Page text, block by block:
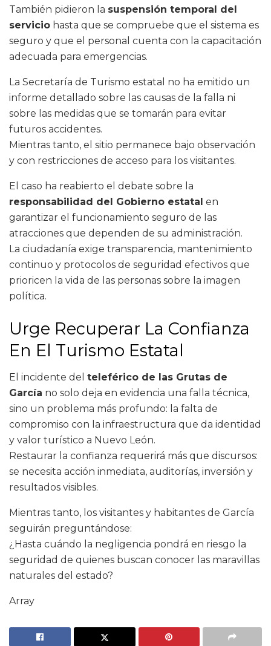
También pidieron la suspensión temporal del
servicio hasta que se compruebe que el sistema es
seguro y que el personal cuenta con la capacitación
adecuada para emergencias.
La Secretaría de Turismo estatal no ha emitido un
informe detallado sobre las causas de la falla ni
sobre las medidas que se tomarán para evitar
futuros accidentes.
Mientras tanto, el sitio permanece bajo observación
y con restricciones de acceso para los visitantes.
El caso ha reabierto el debate sobre la
responsabilidad del Gobierno estatal en
garantizar el funcionamiento seguro de las
atracciones que dependen de su administración.
La ciudadanía exige transparencia, mantenimiento
continuo y protocolos de seguridad efectivos que
prioricen la vida de las personas sobre la imagen
política.
Urge Recuperar La Confianza
En El Turismo Estatal
El incidente del teleférico de las Grutas de
García no solo deja en evidencia una falla técnica,
sino un problema más profundo: la falta de
compromiso con la infraestructura que da identidad
y valor turístico a Nuevo León.
Restaurar la confianza requerirá más que discursos:
se necesita acción inmediata, auditorías, inversión y
resultados visibles.
Mientras tanto, los visitantes y habitantes de García
seguirán preguntándose:
¿Hasta cuándo la negligencia pondrá en riesgo la
seguridad de quienes buscan conocer las maravillas
naturales del estado?
Array